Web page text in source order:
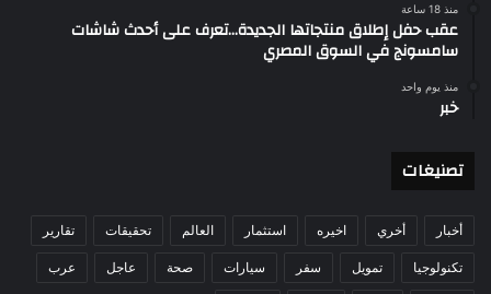
منذ 18 ساعة
عقب حفل إطلاق منتجاتها الجديدة…تعرف على أحدث شاشات
سامسونج في السوق المصري
منذ يوم واحد
خبر
تصنيغات
أخبار أخري اخيره استثمار العالم تحقيقات تقارير
تكنولوجيا تمويل سفر سيارات صحة عاجل عرب